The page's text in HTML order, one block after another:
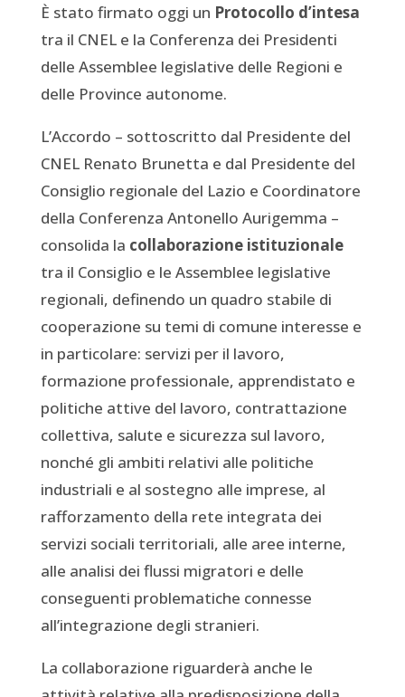
È stato firmato oggi un Protocollo d’intesa
tra il CNEL e la Conferenza dei Presidenti
delle Assemblee legislative delle Regioni e
delle Province autonome.
L’Accordo – sottoscritto dal Presidente del
CNEL Renato Brunetta e dal Presidente del
Consiglio regionale del Lazio e Coordinatore
della Conferenza Antonello Aurigemma –
consolida la collaborazione istituzionale
tra il Consiglio e le Assemblee legislative
regionali, definendo un quadro stabile di
cooperazione su temi di comune interesse e
in particolare: servizi per il lavoro,
formazione professionale, apprendistato e
politiche attive del lavoro, contrattazione
collettiva, salute e sicurezza sul lavoro,
nonché gli ambiti relativi alle politiche
industriali e al sostegno alle imprese, al
rafforzamento della rete integrata dei
servizi sociali territoriali, alle aree interne,
alle analisi dei flussi migratori e delle
conseguenti problematiche connesse
all’integrazione degli stranieri.
La collaborazione riguarderà anche le